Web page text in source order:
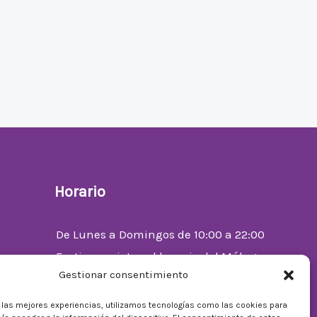
Gestionar consentimiento
las mejores experiencias, utilizamos tecnologías como las cookies para
Horario
De Lunes a Domingos de 10:00 a 22:00
Festivos sujetos al horario del Málaga
Factory